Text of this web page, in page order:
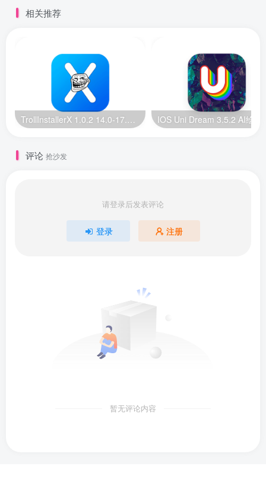
相关推荐
TrollInstallerX 1.0.2 14.0-17.0.1 巨魔安装器【苹果最新版】
评论 抢沙发
请登录后发表评论
登录 注册
暂无评论内容